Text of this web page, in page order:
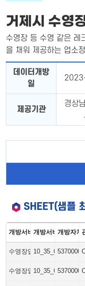
거제시 수영
수영장 등 수영 같은 레
을 채워 제공하는 업소
데이터개방
일
제공기관
경상
SHEET(샘플
개방서비스명개방서비스아이디
개방자치
수영장업 10_35_01_P5370000
수영장업 10_35_01_P5370000